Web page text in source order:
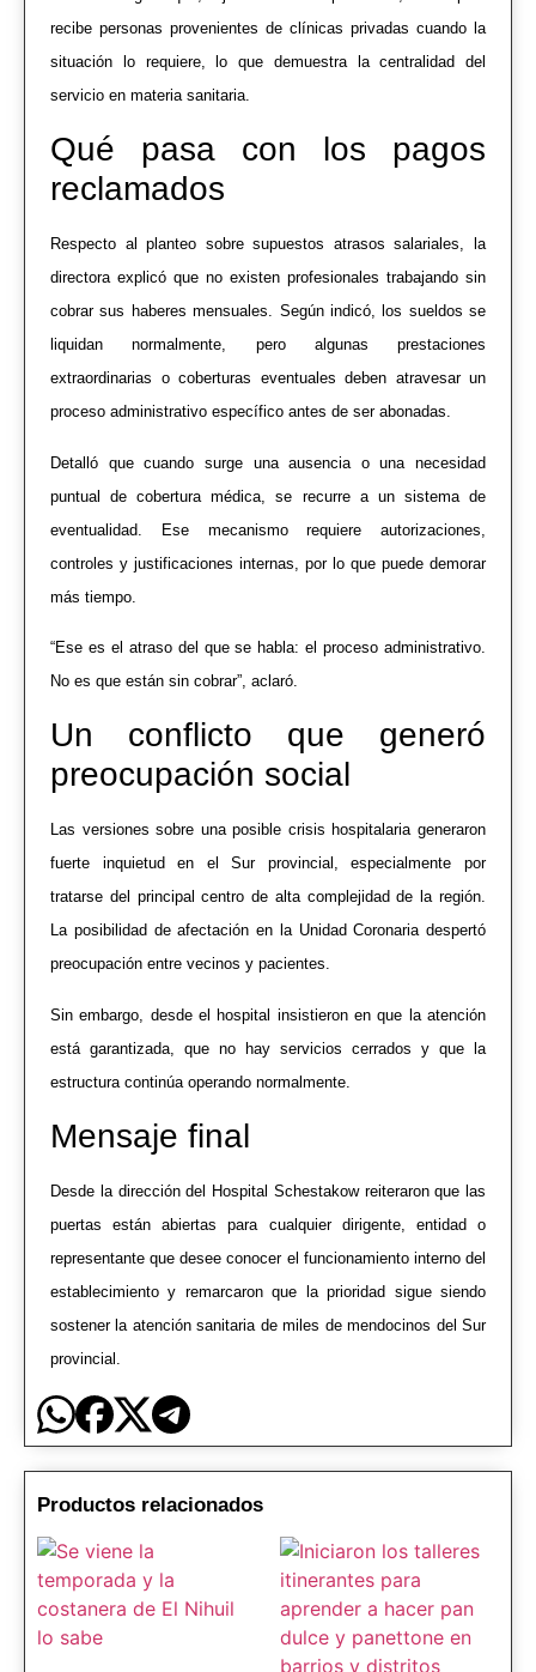
recibe personas provenientes de clínicas privadas cuando la
situación lo requiere, lo que demuestra la centralidad del
servicio en materia sanitaria.
Qué pasa con los pagos
reclamados
Respecto al planteo sobre supuestos atrasos salariales, la
directora explicó que no existen profesionales trabajando sin
cobrar sus haberes mensuales. Según indicó, los sueldos se
liquidan normalmente, pero algunas prestaciones
extraordinarias o coberturas eventuales deben atravesar un
proceso administrativo específico antes de ser abonadas.
Detalló que cuando surge una ausencia o una necesidad
puntual de cobertura médica, se recurre a un sistema de
eventualidad. Ese mecanismo requiere autorizaciones,
controles y justificaciones internas, por lo que puede demorar
más tiempo.
“Ese es el atraso del que se habla: el proceso administrativo.
No es que están sin cobrar”, aclaró.
Un conflicto que generó
preocupación social
Las versiones sobre una posible crisis hospitalaria generaron
fuerte inquietud en el Sur provincial, especialmente por
tratarse del principal centro de alta complejidad de la región.
La posibilidad de afectación en la Unidad Coronaria despertó
preocupación entre vecinos y pacientes.
Sin embargo, desde el hospital insistieron en que la atención
está garantizada, que no hay servicios cerrados y que la
estructura continúa operando normalmente.
Mensaje final
Desde la dirección del Hospital Schestakowreiteraron que las
puertas están abiertas para cualquier dirigente, entidad o
representante que desee conocer el funcionamiento interno del
establecimiento y remarcaron que la prioridad sigue siendo
sostener la atención sanitaria de miles de mendocinos del Sur
provincial.
Productos relacionados